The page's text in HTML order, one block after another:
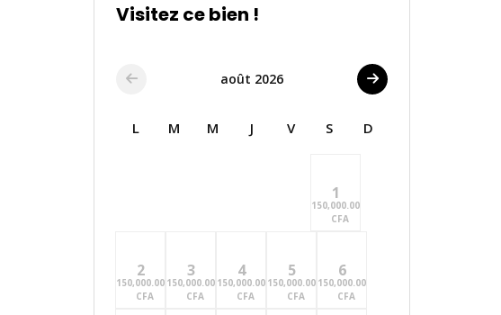
Visitez ce bien !
août 2026
L M M J V S D
1
150,000.00
CFA
2
150,000.00
CFA
3
150,000.00
CFA
4
150,000.00
CFA
5
150,000.00
CFA
6
150,000.00
CFA